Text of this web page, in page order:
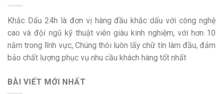
Khắc Dấu 24h là đơn vị hàng đầu khắc dấu với công nghệ
cao và đội ngũ kỹ thuật viên giàu kinh nghiệm, với hơn 10
năm trong lĩnh vực, Chúng thôi luôn lấy chữ tín làm đầu, đảm
bảo chất lượng phục vụ nhu cầu khách hàng tốt nhất
BÀI VIẾT MỚI NHẤT